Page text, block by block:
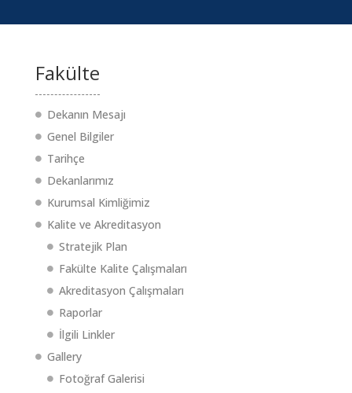
Fakülte
Dekanın Mesajı
Genel Bilgiler
Tarihçe
Dekanlarımız
Kurumsal Kimliğimiz
Kalite ve Akreditasyon
Stratejik Plan
Fakülte Kalite Çalışmaları
Akreditasyon Çalışmaları
Raporlar
İlgili Linkler
Gallery
Fotoğraf Galerisi